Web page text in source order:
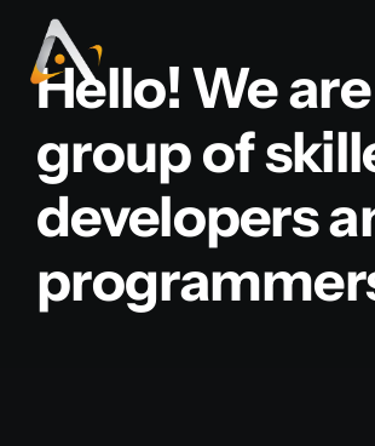
para
Produtos
Informativo
Hello! We
group of
developers